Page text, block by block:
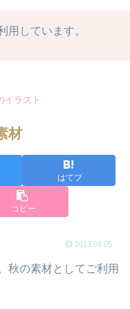
用しています。
イラスト
材
はてブ
コピー
2013.09.05
秋の素材としてご利用